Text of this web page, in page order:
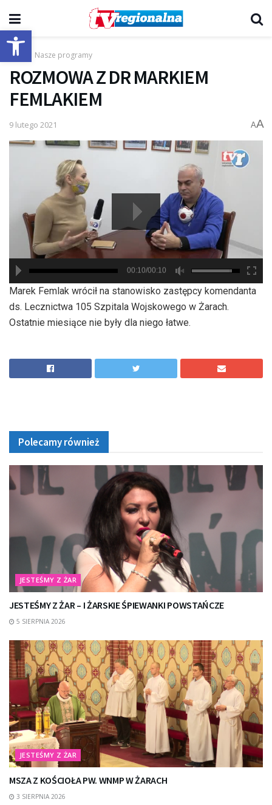
Otwórz pasek narzędzi
Start Nasze programy
ROZMOWA Z DR MARKIEM
FEMLAKIEM
9 lutego 2021 AA
hd2880
hd2160
hd2160
hd1440
highres
hd1080
hd720
large
medium
small
00:10/00:10
Marek Femlak wrócił na stanowisko zastępcy komendanta
ds. Lecznictwa 105 Szpitala Wojskowego w Żarach.
Ostatnie miesiące nie były dla niego łatwe.
Polecamy również
JESTEŚMY Z ŻAR
JESTEŚMY Z ŻAR – I ŻARSKIE ŚPIEWANKI POWSTAŃCZE
5 SIERPNIA 2026
JESTEŚMY Z ŻAR
MSZA Z KOŚCIOŁA PW. WNMP W ŻARACH
3 SIERPNIA 2026